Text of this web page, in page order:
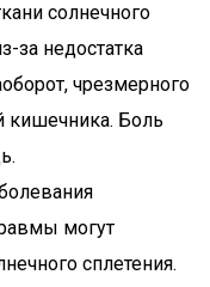
солнечного
за недостатка
чрезмерного
кишечника. Боль
могут
сплетения.